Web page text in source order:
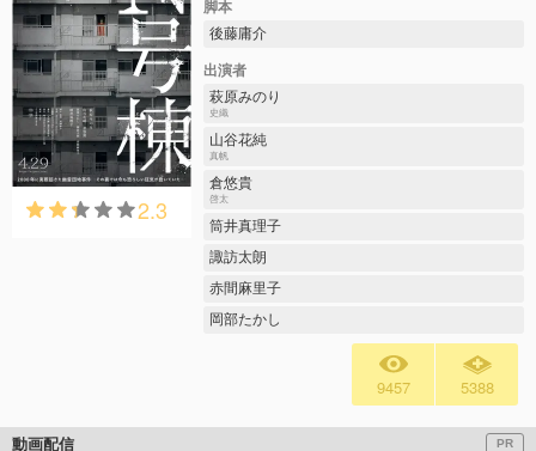
2.3
脚本
後藤庸介
出演者
萩原みのり
史織
山谷花純
真帆
倉悠貴
啓太
筒井真理子
諏訪太朗
赤間麻里子
岡部たかし
9457 5388
動画配信 PR